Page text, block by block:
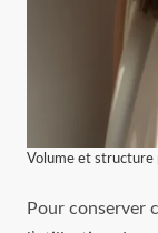
Volume et structure
Pour conserver